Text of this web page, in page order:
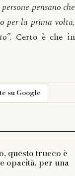
pensano che
per la prima volta,
. Certo è che in
su Google
questo trucco è
opacità, per una